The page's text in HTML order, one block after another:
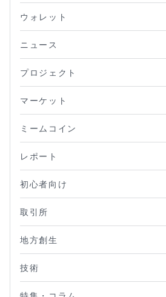
ウォレット
ニュース
プロジェクト
マーケット
ミームコイン
レポート
初心者向け
取引所
地方創生
技術